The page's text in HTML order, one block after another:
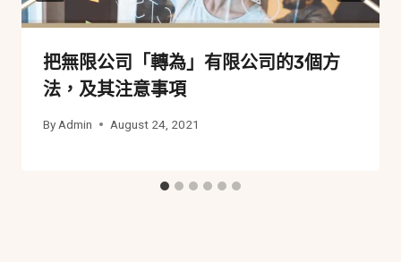
把無限公司「轉為」有限公司的3個方
法，及其注意事項
By Admin August 24, 2021